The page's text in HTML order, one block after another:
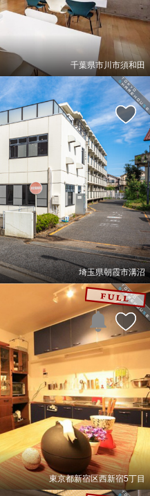
千葉県市川市須和田
埼玉県朝霞市溝沼
東京都新宿区西新宿5丁目